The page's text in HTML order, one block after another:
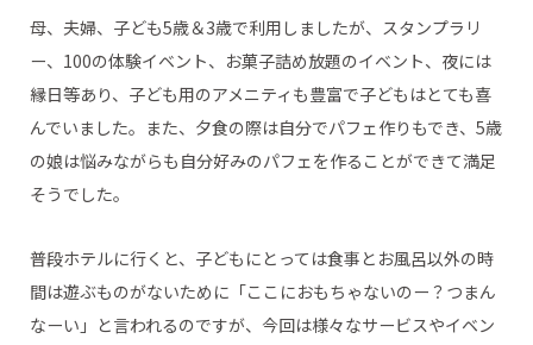
母、夫婦、子ども5歳＆3歳で利用しましたが、スタンプラリ
ー、100の体験イベント、お菓子詰め放題のイベント、夜には
縁日等あり、子ども用のアメニティも豊富で子どもはとても喜
んでいました。また、夕食の際は自分でパフェ作りもでき、5歳
の娘は悩みながらも自分好みのパフェを作ることができて満足
そうでした。
普段ホテルに行くと、子どもにとっては食事とお風呂以外の時
間は遊ぶものがないために「ここにおもちゃないのー？つまん
なーい」と言われるのですが、今回は様々なサービスやイベン